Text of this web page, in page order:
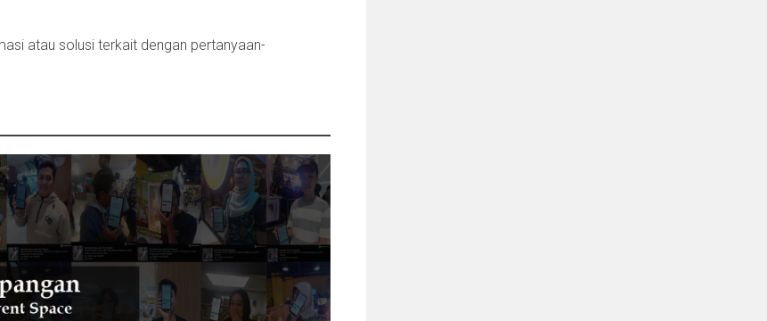
atau solusi terkait dengan pertanyaan-